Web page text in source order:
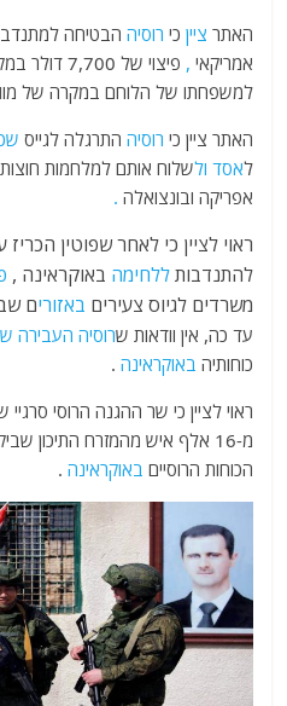
האתר ציין כי רוסיה
אמריקאי ,
למשפחתו של הלוחם במקרה של
האתר ציין כי רוסיה התרגלה לגייס
לאסד ולשלוח אותם למלחמות
אפריקה ובונצואלה .
ראוי לציין כי לאחר שפוטין
להתנדבותללחימה באוקראינה ,
משרדים לגיוס צעירים באזורים
עד כה, אין וודאות שרוסיה העבירה
כוחותיה באוקראינה .
ראוי לציין כי שר ההגנה הרוסי
מ-16 אלף איש מהמזרח התיכון שביקשו "להתנדב"
הכוחות הרוסיים באוקראינה .